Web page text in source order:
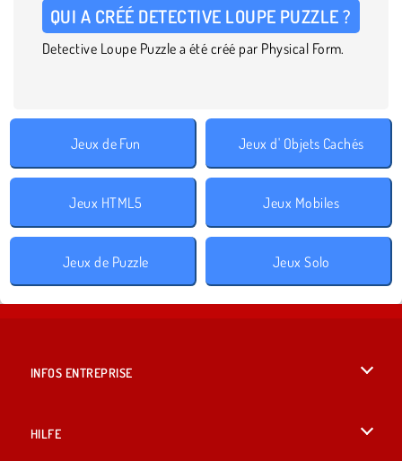
QUI A CRÉÉ DETECTIVE LOUPE PUZZLE ?
Detective Loupe Puzzle a été créé par Physical Form.
Jeux de Fun Jeux d' Objets Cachés
Jeux HTML5 Jeux Mobiles
Jeux de Puzzle Jeux Solo
INFOS ENTREPRISE
HILFE